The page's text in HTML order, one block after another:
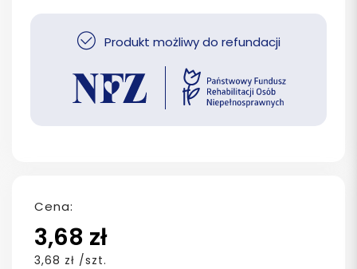
Produkt możliwy do refundacji
Cena:
3,68 zł
3,68 zł /szt.